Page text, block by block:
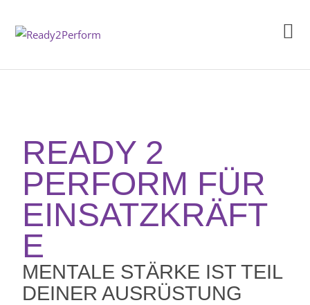
READY 2
PERFORM FÜR
EINSATZKRÄFT
E
MENTALE STÄRKE IST TEIL
DEINER AUSRÜSTUNG